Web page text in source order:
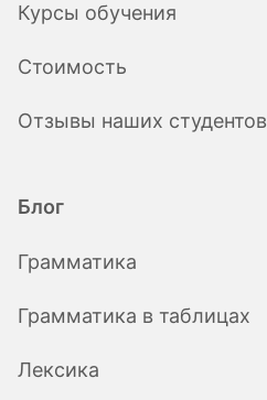
Курсы обучения
Стоимость
Отзывы наших студентов
Блог
Грамматика
Грамматика в таблицах
Лексика